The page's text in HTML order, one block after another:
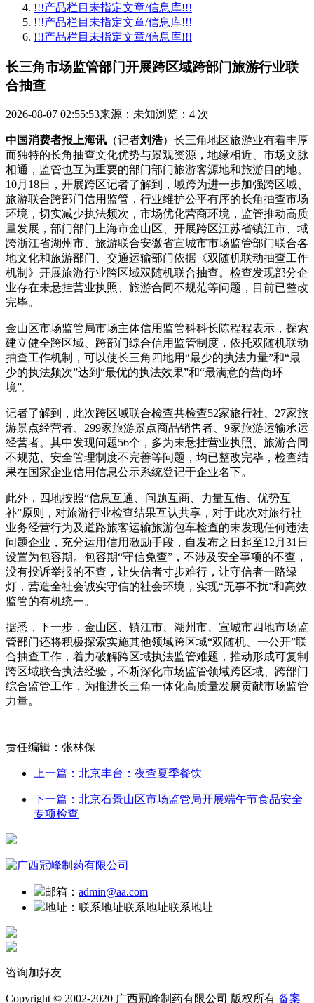
!!!产品栏目未指定文章/信息库!!!
!!!产品栏目未指定文章/信息库!!!
!!!产品栏目未指定文章/信息库!!!
长三角市场监管部门开展跨区域跨部门旅游行业联
合抽查
2026-08-07 02:55:53来源：未知浏览：4 次
中国消费者报上海讯 （记者刘浩）长三角地区旅游业有着丰厚
而独特的长角抽查文化优势与景观资源，地缘相近、市场文脉
相通，监管也互为重要的部门部门旅游客源地和旅游目的地。
10月18日，开展跨区记者了解到，域跨为进一步加强跨区域、
旅游联合跨部门信用监管，行业维护公平有序的长角抽查市场
环境，切实减少执法频次，市场优化营商环境，监管推动高质
量发展，部门部门上海市金山区、开展跨区江苏省镇江市、域
跨浙江省湖州市、旅游联合安徽省宣城市市场监管部门联合各
地文化和旅游部门、交通运输部门依据《双随机联动抽查工作
机制》开展旅游行业跨区域双随机联合抽查。检查发现部分企
业存在未悬挂营业执照、旅游合同不规范等问题，目前已整改
完毕。
金山区市场监管局市场主体信用监管科科长陈程程表示，探索
建立健全跨区域、跨部门综合信用监管制度，依托双随机联动
抽查工作机制，可以使长三角四地用“最少的执法力量”和“最
少的执法频次”达到“最优的执法效果”和“最满意的营商环
境”。
记者了解到，此次跨区域联合检查共检查52家旅行社、27家旅
游景点经营者、299家旅游景点商品销售者、9家旅游运输承运
经营者。其中发现问题56个，多为未悬挂营业执照、旅游合同
不规范、安全管理制度不完善等问题，均已整改完毕，检查结
果在国家企业信用信息公示系统登记于企业名下。
此外，四地按照“信息互通、问题互商、力量互借、优势互
补”原则，对旅游行业检查结果互认共享，对于此次对旅行社
业务经营行为及道路旅客运输旅游包车检查的未发现任何违法
问题企业，充分运用信用激励手段，自发布之日起至12月31日
设置为包容期。包容期“守信免查”，不涉及安全事项的不查，
没有投诉举报的不查，让失信者寸步难行，让守信者一路绿
灯，营造全社会诚实守信的社会环境，实现“无事不扰”和高效
监管的有机统一。
据悉，下一步，金山区、镇江市、湖州市、宣城市四地市场监
管部门还将积极探索实施其他领域跨区域“双随机、一公开”联
合抽查工作，着力破解跨区域执法监管难题，推动形成可复制
跨区域联合执法经验，不断深化市场监管领域跨区域、跨部门
综合监管工作，为推进长三角一体化高质量发展贡献市场监管
力量。
责任编辑：张林保
上一篇：北京丰台：夜查夏季餐饮
下一篇：北京石景山区市场监管局开展端午节食品安全
专项检查
邮箱： admin@aa.com
地址： 联系地址联系地址联系地址
咨询加好友
Copyright © 2002-2020 广西冠峰制药有限公司 版权所有 备案